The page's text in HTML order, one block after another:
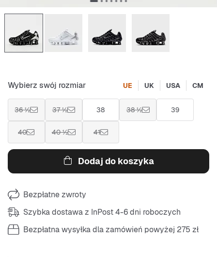
Wybierz swój rozmiar UE UK USA CM
36 ½ 37 ½ 38 38 ½ 39
40 40 ½ 41
Dodaj do koszyka
Bezpłatne zwroty
Szybka dostawa z InPost 4-6 dni roboczych
Bezpłatna wysyłka dla zamówień powyżej 275 zł